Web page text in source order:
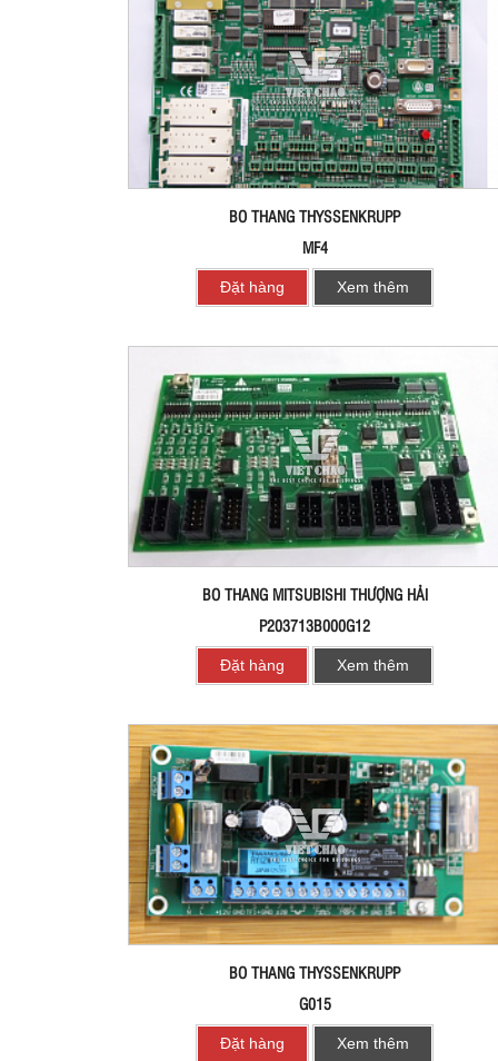
BO THANG THYSSENKRUPP
MF4
Đặt hàng Xem thêm
BO THANG MITSUBISHI THƯỢNG HẢI
P203713B000G12
Đặt hàng Xem thêm
BO THANG THYSSENKRUPP
G015
Đặt hàng Xem thêm